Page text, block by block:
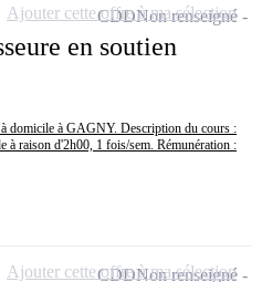
en soutien
domicile à GAGNY. Description du cours :
à raison d'2h00, 1 fois/sem. Rémunération :
CDDNon renseigné
Ajouter cette offre à ma sélection
CDDNon renseigné
Ajouter cette offre à ma sélection